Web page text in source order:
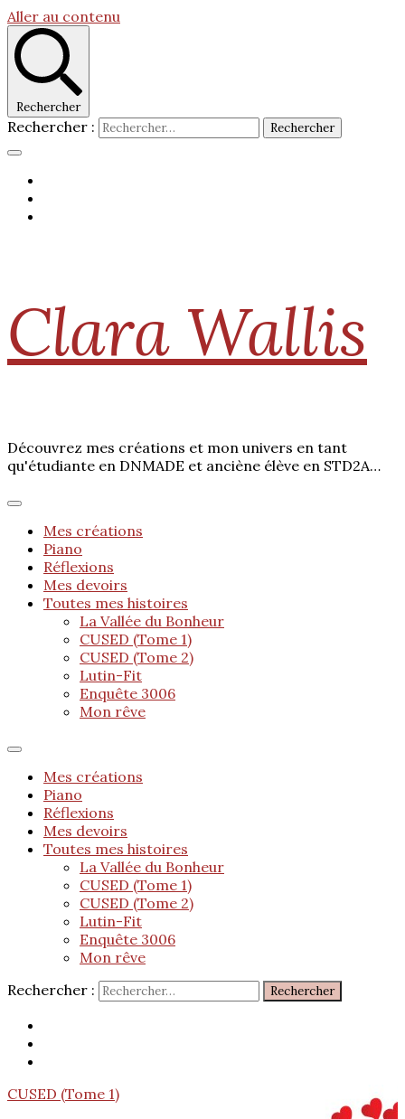
Aller au contenu
Rechercher
Rechercher :
Clara Wallis
Découvrez mes créations et mon univers en tant
qu'étudiante en DNMADE et anciène élève en STD2A…
Mes créations
Piano
Réflexions
Mes devoirs
Toutes mes histoires
La Vallée du Bonheur
CUSED (Tome 1)
CUSED (Tome 2)
Lutin-Fit
Enquête 3006
Mon rêve
Mes créations
Piano
Réflexions
Mes devoirs
Toutes mes histoires
La Vallée du Bonheur
CUSED (Tome 1)
CUSED (Tome 2)
Lutin-Fit
Enquête 3006
Mon rêve
Rechercher :
CUSED (Tome 1)